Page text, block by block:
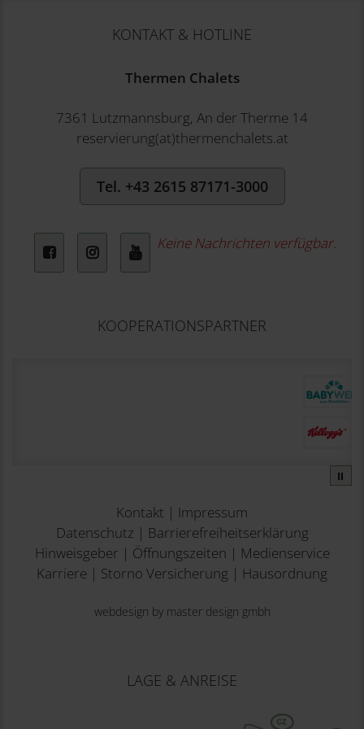
KONTAKT & HOTLINE
Thermen Chalets
7361 Lutzmannsburg, An der Therme 14
reservierung(at)thermenchalets.at
Tel. +43 2615 87171-3000
FacebookInstagramYouTube
Keine Nachrichten verfügbar.
KOOPERATIONSPARTNER
⏸
Kontakt | Impressum
Datenschutz | Barrierefreiheitserklärung
Hinweisgeber | Öffnungszeiten | Medienservice
Karriere | Storno Versicherung | Hausordnung
webdesign by master design gmbh
LAGE & ANREISE